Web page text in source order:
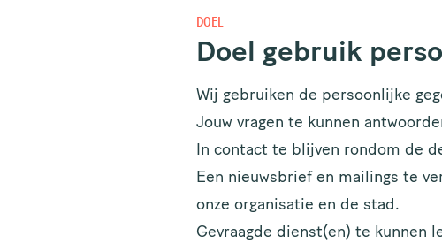
DOEL
Doel gebruik
Wij gebruiken de persoonlijke
Jouw vragen te kunnen
In contact te blijven rondom de
Een nieuwsbrief en mailings te
onze organisatie en de stad.
Gevraagde dienst(en) te kunnen